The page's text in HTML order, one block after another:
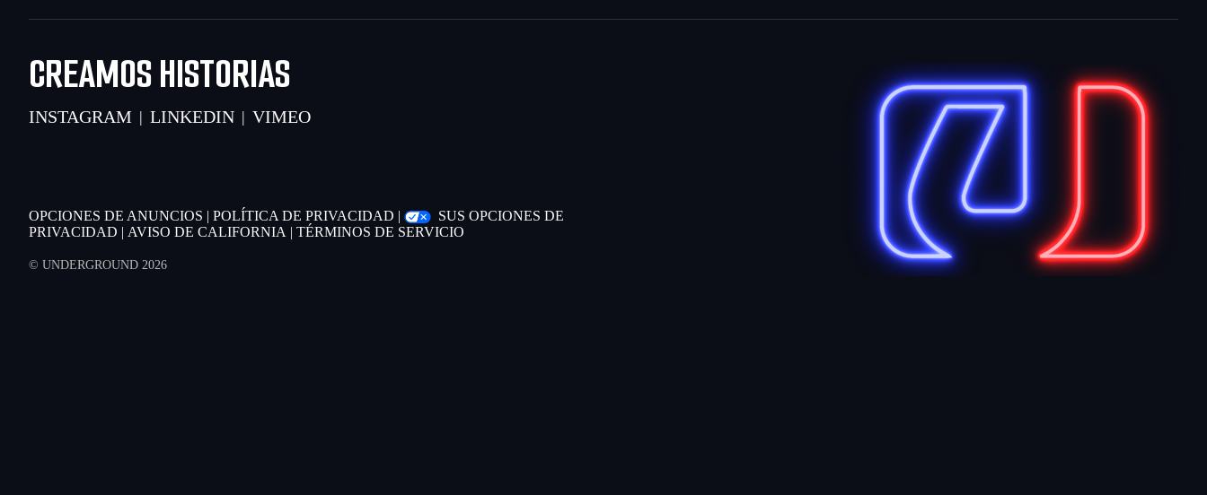
CREAMOS HISTORIAS
INSTAGRAM | LINKEDIN | VIMEO
OPCIONES DE ANUNCIOS | POLÍTICA DE PRIVACIDAD |
SUS OPCIONES DE
PRIVACIDAD | AVISO DE CALIFORNIA | TÉRMINOS DE SERVICIO
© UNDERGROUND 2026